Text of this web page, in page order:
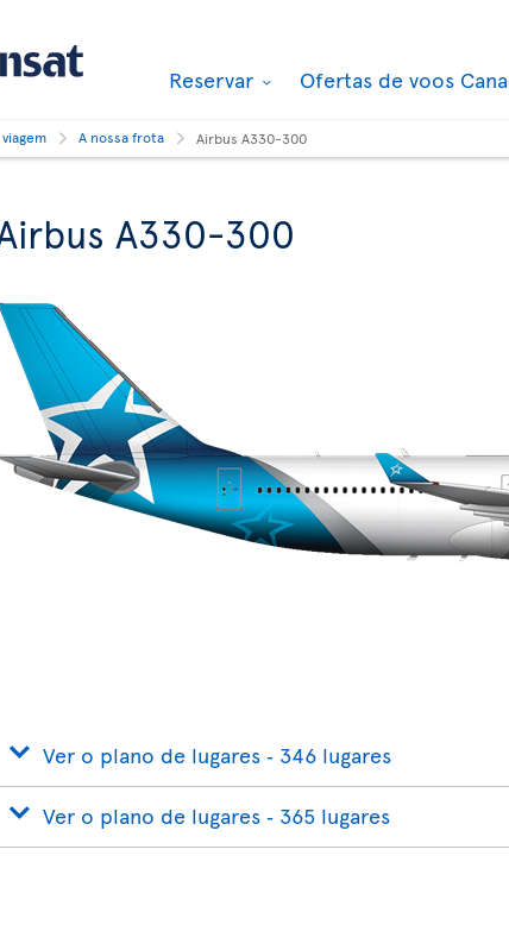
Reservar Ofertas de voos
A nossa frota Airbus A330-300
A330-300
Ver o plano de lugares ‐ 346 lugares
Ver o plano de lugares ‐ 365 lugares